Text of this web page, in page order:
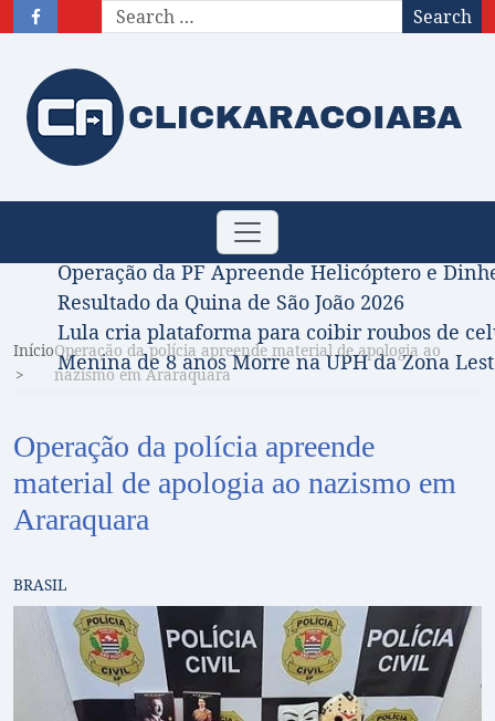
Search
Toggle
navigation
Obituário – Nota de falecimento: 31/07/2026
Comissão Aprova Projeto de Jilmar Tatto
Operação da PF Apreende Helicóptero e
Resultado da Quina de São João 2026
Lula cria plataforma para coibir roubos de
Menina de 8 anos Morre na UPH da Zona
InícioOperação da polícia apreende material de apologia ao
nazismo em Araraquara
Operação da polícia apreende
material de apologia ao nazismo em
Araraquara
BRASIL